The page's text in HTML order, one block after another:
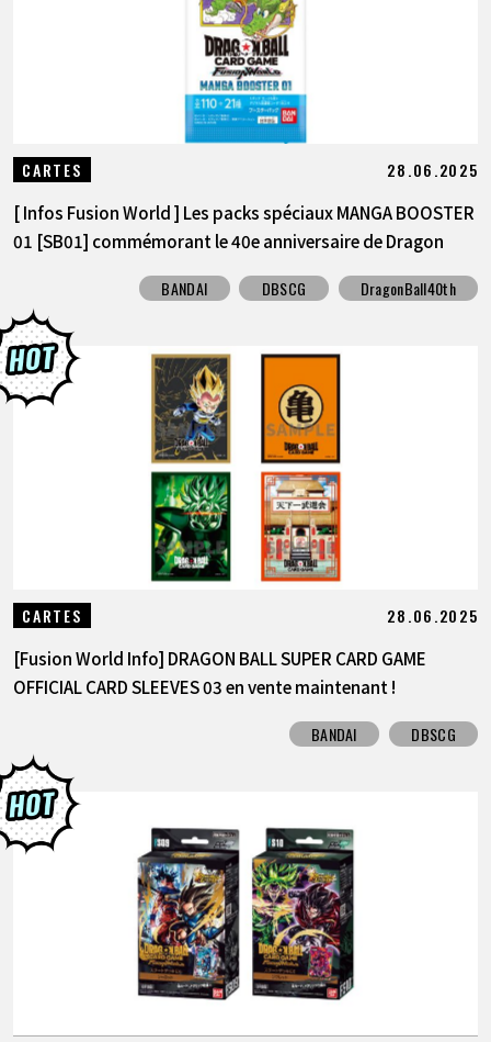
CARTES 28.06.2025
[ Infos Fusion World ] Les packs spéciaux MANGA BOOSTER
01 [SB01] commémorant le 40e anniversaire de Dragon
BANDAI DBSCG DragonBall40th
CARTES 28.06.2025
[Fusion World Info] DRAGON BALL SUPER CARD GAME
OFFICIAL CARD SLEEVES 03 en vente maintenant !
BANDAI DBSCG